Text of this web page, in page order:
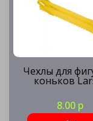
Чехлы для
коньков
8.00 р